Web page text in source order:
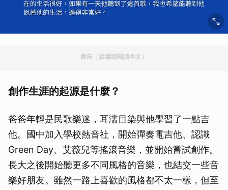
廣告（請繼續閱讀本文）
創作生涯的起源是什麼？
爸爸年輕是民歌樂迷，耳濡目染與他學習了一點吉
他。國中加入學校熱音社，開始彈奏電吉他、認識
Green Day、艾薇兒等搖滾音樂，並開始嘗試創作。
長大之後開始聽更多不同風格的音樂，也結交一些音
樂好朋友。雖然一路上喜歡的風格都不太一樣，但至